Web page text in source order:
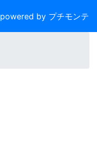
powered by プチモンテ